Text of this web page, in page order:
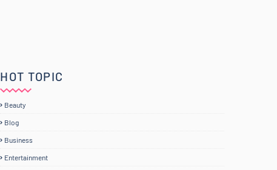
HOT TOPIC
Beauty
Blog
Business
Entertainment